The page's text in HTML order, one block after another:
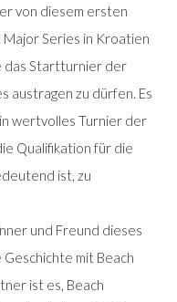
von diesem ersten
Series in Kroatien
das Startturnier der
austragen zu dürfen. Es
wertvolles Turnier der
Qualifikation für die
ist, zu
und Freund dieses
mit Beach
ist es, Beach